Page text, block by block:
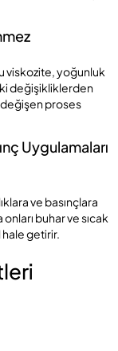
viskozite, yoğunluk
değişikliklerden
proses
Uygulamaları
ve basınçlara
buhar ve sıcak
getirir.